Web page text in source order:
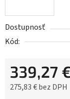
Dostupnosť
Kód:
339,27
275,83 € bez DPH